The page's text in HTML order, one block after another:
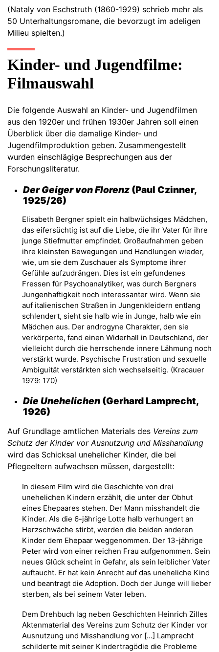
(Nataly von Eschstruth (1860-1929) schrieb mehr als
50 Unterhaltungsromane, die bevorzugt im adeligen
Milieu spielten.)
Kinder- und Jugendfilme:
Filmauswahl
Die folgende Auswahl an Kinder- und Jugendfilmen
aus den 1920er und frühen 1930er Jahren soll einen
Überblick über die damalige Kinder- und
Jugendfilmproduktion geben. Zusammengestellt
wurden einschlägige Besprechungen aus der
Forschungsliteratur.
Der Geiger von Florenz (Paul Czinner,
1925/26)
Elisabeth Bergner spielt ein halbwüchsiges Mädchen,
das eifersüchtig ist auf die Liebe, die ihr Vater für ihre
junge Stiefmutter empfindet. Großaufnahmen geben
ihre kleinsten Bewegungen und Handlungen wieder,
wie, um sie dem Zuschauer als Symptome ihrer
Gefühle aufzudrängen. Dies ist ein gefundenes
Fressen für Psychoanalytiker, was durch Bergners
Jungenhaftigkeit noch interessanter wird. Wenn sie
auf italienischen Straßen in Jungenkleidern entlang
schlendert, sieht sie halb wie in Junge, halb wie ein
Mädchen aus. Der androgyne Charakter, den sie
verkörperte, fand einen Widerhall in Deutschland, der
vielleicht durch die herrschende innere Lähmung noch
verstärkt wurde. Psychische Frustration und sexuelle
Ambiguität verstärkten sich wechselseitig. (Kracauer
1979: 170)
Die Unehelichen (Gerhard Lamprecht,
1926)
Auf Grundlage amtlichen Materials des Vereins zum
Schutz der Kinder vor Ausnutzung und Misshandlung
wird das Schicksal unehelicher Kinder, die bei
Pflegeeltern aufwachsen müssen, dargestellt:
In diesem Film wird die Geschichte von drei
unehelichen Kindern erzählt, die unter der Obhut
eines Ehepaares stehen. Der Mann misshandelt die
Kinder. Als die 6-jährige Lotte halb verhungert an
Herzschwäche stirbt, werden die beiden anderen
Kinder dem Ehepaar weggenommen. Der 13-jährige
Peter wird von einer reichen Frau aufgenommen. Sein
neues Glück scheint in Gefahr, als sein leiblicher Vater
auftaucht. Er hat kein Anrecht auf das uneheliche Kind
und beantragt die Adoption. Doch der Junge will lieber
sterben, als bei seinem Vater leben.
Dem Drehbuch lag neben Geschichten Heinrich Zilles
Aktenmaterial des Vereins zum Schutz der Kinder vor
Ausnutzung und Misshandlung vor [...] Lamprecht
schilderte mit seiner Kindertragödie die Probleme